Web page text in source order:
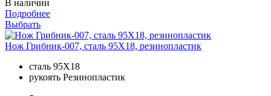
В наличии
Подробнее
Выбрать
Нож Грибник-007, сталь 95Х18, резинопластик
сталь 95Х18
рукоять Резинопластик